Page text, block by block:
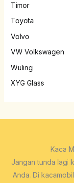
Timor
Toyota
Volvo
VW Volkswagen
Wuling
XYG Glass
Kaca
Jangan tunda lagi
Anda. Di